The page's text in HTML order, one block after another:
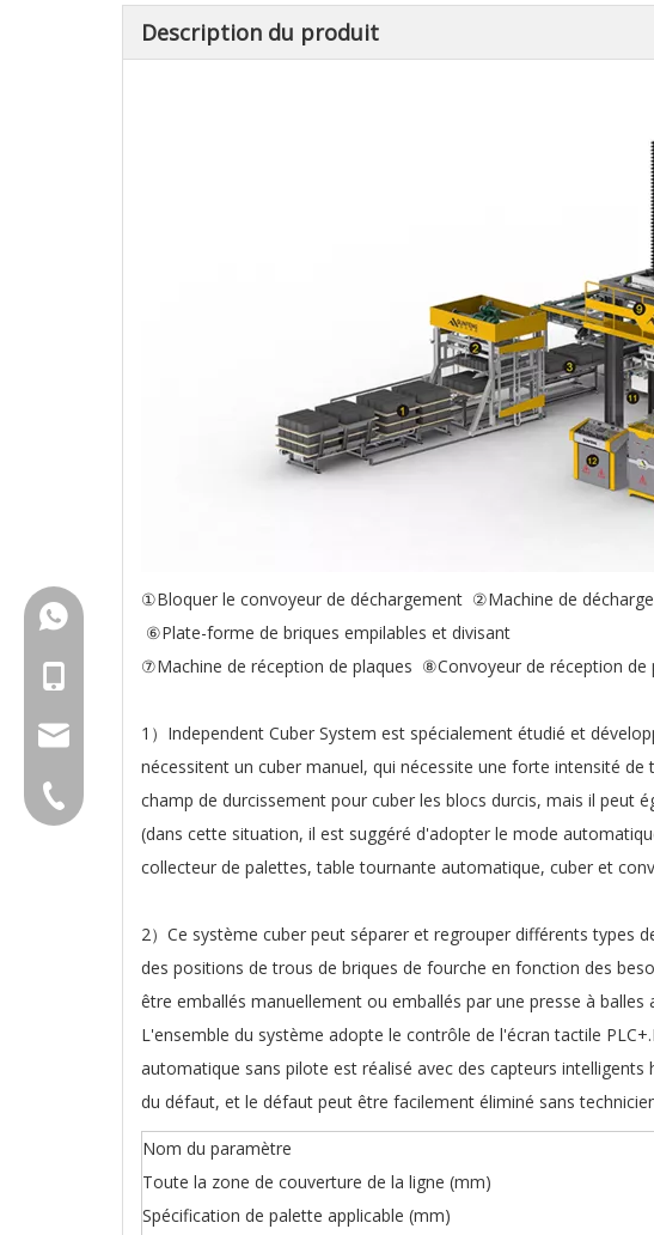
Description du produit
①Bloquer le convoyeur de déchargement ②Machine de
⑥Plate-forme de briques empilables et divisant
⑦Machine de réception de plaques ⑧Convoyeur de réception
1）Independent Cuber System est spécialement étudié et
nécessitent un cuber manuel, qui nécessite une forte intensité
champ de durcissement pour cuber les blocs durcis, mais il peut
(dans cette situation, il est suggéré d'adopter le mode
collecteur de palettes, table tournante automatique, cuber et
2）Ce système cuber peut séparer et regrouper différents types
des positions de trous de briques de fourche en fonction des
être emballés manuellement ou emballés par une presse à balles
L'ensemble du système adopte le contrôle de l'écran tactile
automatique sans pilote est réalisé avec des capteurs
du défaut, et le défaut peut être facilement éliminé sans
Nom du paramètre
Toute la zone de couverture de la ligne (mm)
Spécification de palette applicable (mm)
+86-18150503129
+86-18150503129
group@qunfeng.com
+86-595 22356789